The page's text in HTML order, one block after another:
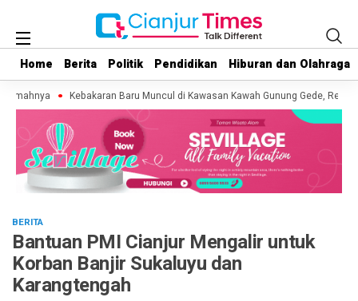
Home Berita Politik Pendidikan Hiburan dan Olahraga
Home Berita Politik Pendidikan Hiburan dan Olahraga
Kebakaran Baru Muncul di Kawasan Kawah Gunung Gede,
BERITA
Bantuan PMI Cianjur Mengalir untuk
Korban Banjir Sukaluyu dan
Karangtengah